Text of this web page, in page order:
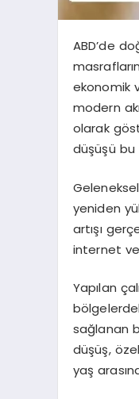
ABD’de
ekonomik
modern
olarak
düşüşü bu
yeniden
artışı
internet ve
Yapılan
sağlanan
düşüş,
yaş